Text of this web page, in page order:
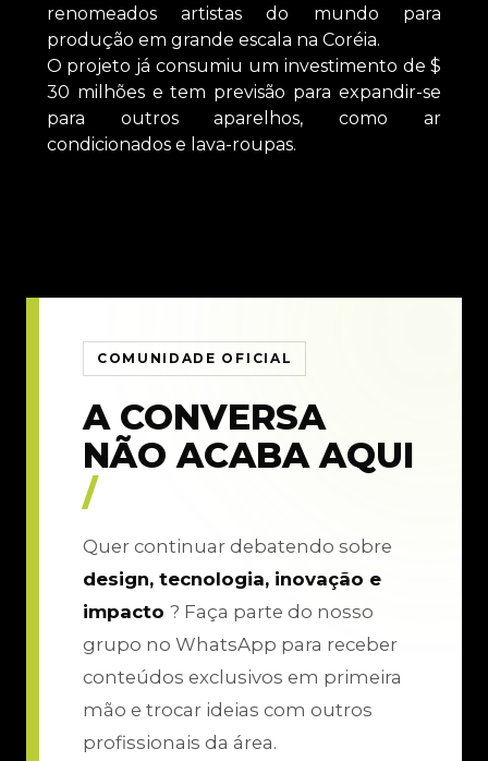
renomeados artistas do mundo para
produção em grande escala na Coréia.
O projeto já consumiu um investimento de $
30 milhões e tem previsão para expandir-se
para outros aparelhos, como ar
condicionados e lava-roupas.
COMUNIDADE OFICIAL
A CONVERSA
NÃO ACABA AQUI
/
Quer continuar debatendo sobre
design, tecnologia, inovação e
impacto ? Faça parte do nosso
grupo no WhatsApp para receber
conteúdos exclusivos em primeira
mão e trocar ideias com outros
profissionais da área.